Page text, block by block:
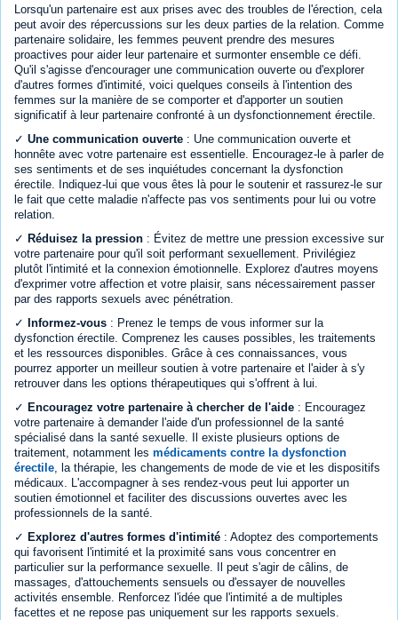
Lorsqu'un partenaire est aux prises avec des troubles de l'érection, cela
peut avoir des répercussions sur les deux parties de la relation. Comme
partenaire solidaire, les femmes peuvent prendre des mesures
proactives pour aider leur partenaire et surmonter ensemble ce défi.
Qu'il s'agisse d'encourager une communication ouverte ou d'explorer
d'autres formes d'intimité, voici quelques conseils à l'intention des
femmes sur la manière de se comporter et d'apporter un soutien
significatif à leur partenaire confronté à un dysfonctionnement érectile.
✓ Une communication ouverte : Une communication ouverte et
honnête avec votre partenaire est essentielle. Encouragez-le à parler de
ses sentiments et de ses inquiétudes concernant la dysfonction
érectile. Indiquez-lui que vous êtes là pour le soutenir et rassurez-le sur
le fait que cette maladie n'affecte pas vos sentiments pour lui ou votre
relation.
✓ Réduisez la pression : Évitez de mettre une pression excessive sur
votre partenaire pour qu'il soit performant sexuellement. Privilégiez
plutôt l'intimité et la connexion émotionnelle. Explorez d'autres moyens
d'exprimer votre affection et votre plaisir, sans nécessairement passer
par des rapports sexuels avec pénétration.
✓ Informez-vous : Prenez le temps de vous informer sur la
dysfonction érectile. Comprenez les causes possibles, les traitements
et les ressources disponibles. Grâce à ces connaissances, vous
pourrez apporter un meilleur soutien à votre partenaire et l'aider à s'y
retrouver dans les options thérapeutiques qui s'offrent à lui.
✓ Encouragez votre partenaire à chercher de l'aide : Encouragez
votre partenaire à demander l'aide d'un professionnel de la santé
spécialisé dans la santé sexuelle. Il existe plusieurs options de
traitement, notamment les médicaments contre la dysfonction
érectile , la thérapie, les changements de mode de vie et les dispositifs
médicaux. L'accompagner à ses rendez-vous peut lui apporter un
soutien émotionnel et faciliter des discussions ouvertes avec les
professionnels de la santé.
✓ Explorez d'autres formes d'intimité : Adoptez des comportements
qui favorisent l'intimité et la proximité sans vous concentrer en
particulier sur la performance sexuelle. Il peut s'agir de câlins, de
massages, d'attouchements sensuels ou d'essayer de nouvelles
activités ensemble. Renforcez l'idée que l'intimité a de multiples
facettes et ne repose pas uniquement sur les rapports sexuels.